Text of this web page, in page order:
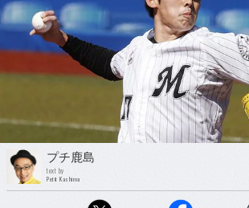
プチ鹿島
text by
Petit Kashima